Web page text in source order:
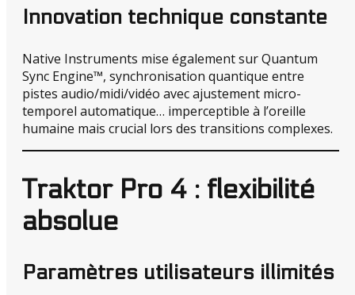
Innovation technique constante
Native Instruments mise également sur Quantum
Sync Engine™, synchronisation quantique entre
pistes audio/midi/vidéo avec ajustement micro-
temporel automatique… imperceptible à l’oreille
humaine mais crucial lors des transitions complexes.
Traktor Pro 4 : flexibilité
absolue
Paramètres utilisateurs illimités